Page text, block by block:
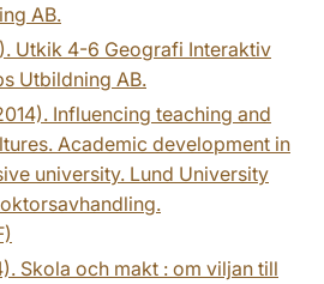
AB.
Utkik 4-6 Geografi Interaktiv
Utbildning AB.
Influencing teaching and
Academic development in
university. Lund University
Skola och makt : om viljan till